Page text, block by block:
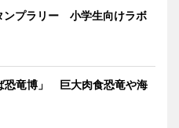
ンプラリー 小学生向けラボ
恐竜博」 巨大肉食恐竜や海